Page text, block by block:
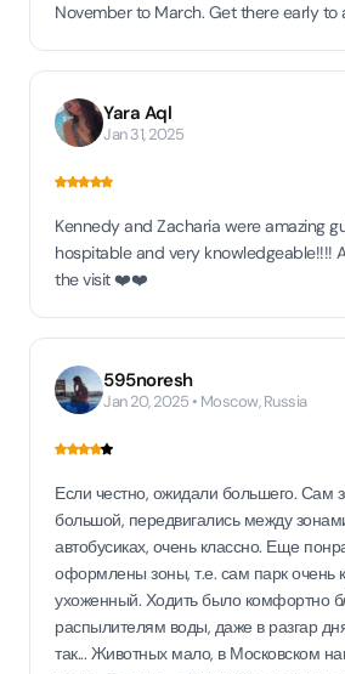
November to March. Get there early to
Yara Aql
Jan 31, 2025
Kennedy and Zacharia were amazing
hospitable and very knowledgeable!!!!
the visit ❤️❤️
595noresh
Jan 20, 2025 • Moscow, Russia
Если честно, ожидали большего. Сам
большой, передвигались между
автобусиках, очень классно. Еще
оформлены зоны, т.е. сам парк очень
ухоженный. Ходить было комфортно
распылителям воды, даже в разгар
так... Животных мало, в Московском